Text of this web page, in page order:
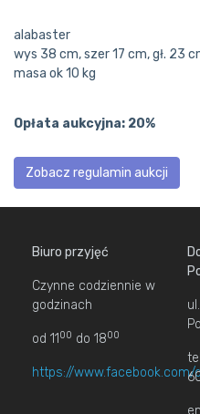
alabaster
wys 38 cm, szer 17 cm, gł. 23
masa ok 10 kg
Opłata aukcyjna: 20%
Zobacz regulamin aukcji
Biuro przyjęć
Czynne codziennie w
godzinach
od 11 00 do 1800
https://